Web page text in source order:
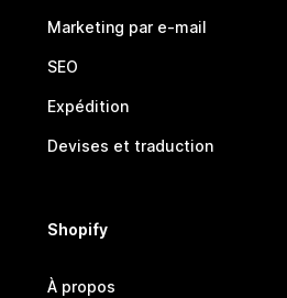
Marketing par e-mail
SEO
Expédition
Devises et traduction
Shopify
À propos